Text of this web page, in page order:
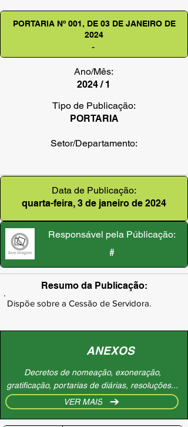
PORTARIA Nº 001, DE 03 DE JANEIRO DE
2024
-
Ano/Mês:
2024 / 1
Tipo de Publicação:
PORTARIA
Setor/Departamento:
Data de Publicação:
quarta-feira, 3 de janeiro de 2024
Responsável pela Públicação:
#
Resumo da Publicação:
Dispõe sobre a Cessão de Servidora.
ANEXOS
Decretos de nomeação, exoneração,
gratificação, portarias de diárias, resoluções...
VER MAIS